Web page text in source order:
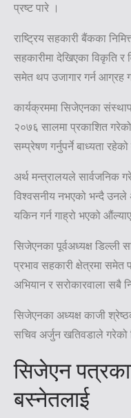
प्रष्ट पारे ।
राष्ट्रिय सहकारी बैंकका
सहकारीमा देखिएका विकृति र
समेत थप उजागार गर्न आग्रह
कार्यक्रममा सिजेएनका
२०७६ सालमा प्रकाशित
सम्प्रेषण गर्नुपर्ने बाध्यता
अर्थ मन्त्रालयले सार्वजनिक
विश्वसनीय नभएको भन्दै
यकिन गर्न गाह्रो भएको
सिजेएनका पूर्वअध्यक्ष डिल्ली
प्रभाव सहकारी क्षेत्रमा समेत
अभियान र सरोकारवाला सबै
सिजेएनका अध्यक्ष काजी
सचिव अर्जुन खतिवडाले गरेको
सिजेएन
बस्नेतलाई